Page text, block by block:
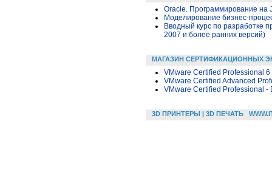
Oracle. Программирование на
Моделирование бизнес-
Вводный курс по разработке
2007 и более ранних версий)
МАГАЗИН СЕРТИФИКАЦИОННЫХ
VMware Certified Professional
VMware Certified Advanced
VMware Certified Professional -
3D ПРИНТЕРЫ | 3D ПЕЧАТЬ